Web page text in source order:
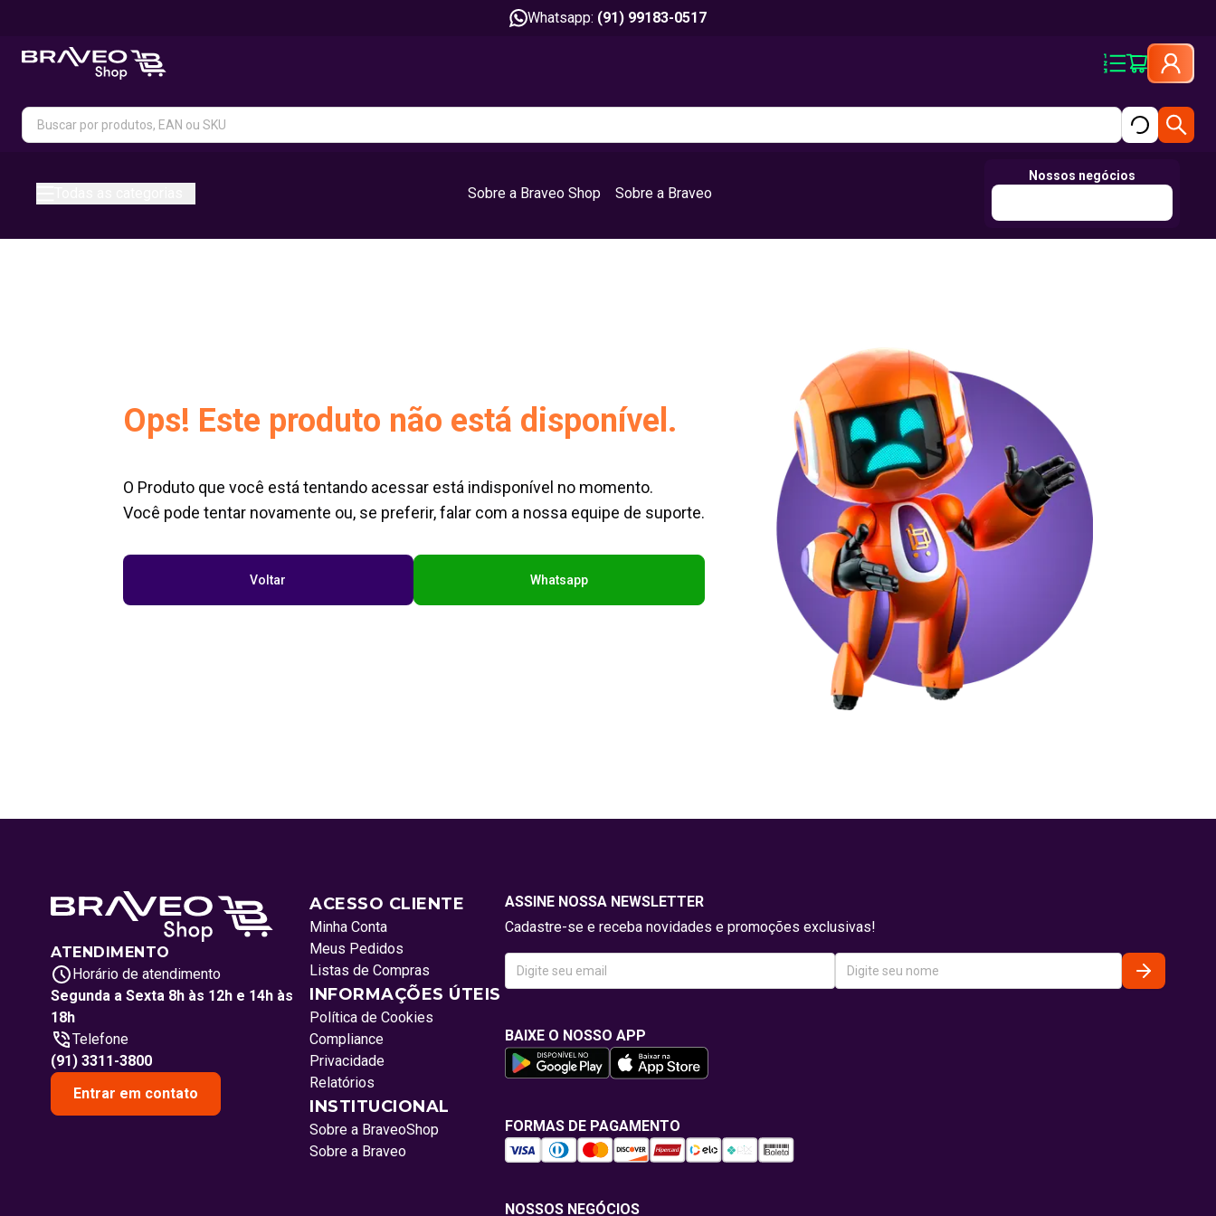
Whatsapp: (91) 99183-0517
Sobre a Braveo Shop Sobre a Braveo
Nossos negócios
Ops! Este produto não está disponível.
O Produto que você está tentando acessar está indisponível no momento.
Você pode tentar novamente ou, se preferir, falar com a nossa equipe de suporte.
Voltar Whatsapp
ATENDIMENTO
Horário de atendimento
Segunda a Sexta 8h às 12h e 14h às
18h
Telefone
(91) 3311-3800
Entrar em contato
ACESSO CLIENTE
Minha Conta
Meus Pedidos
Listas de Compras
INFORMAÇÕES ÚTEIS
Política de Cookies
Compliance
Privacidade
Relatórios
INSTITUCIONAL
Sobre a BraveoShop
Sobre a Braveo
ASSINE NOSSA NEWSLETTER
Cadastre-se e receba novidades e promoções exclusivas!
BAIXE O NOSSO APP
FORMAS DE PAGAMENTO
NOSSOS NEGÓCIOS